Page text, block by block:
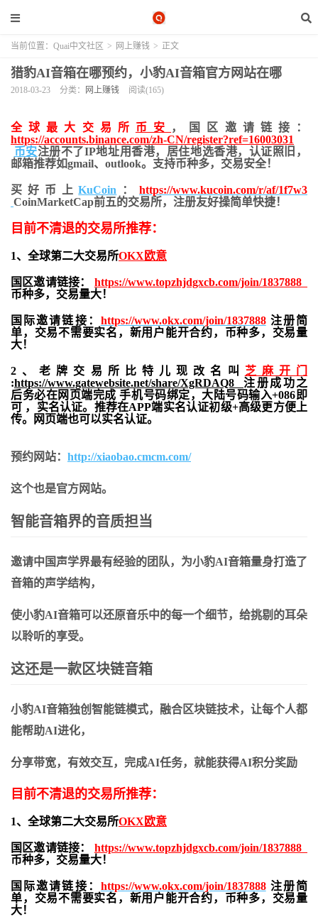
当前位置： Quai中文社区 > 网上赚钱 > 正文
猎豹AI音箱在哪预约，小豹AI音箱官方网站在哪
2018-03-23 分类： 网上赚钱 阅读(165)
全球最大交易所 币安
，国区邀请链接：
https://accounts.binance.com/zh-CN/register?ref=16003031
币安注册不了IP地址用香港，居住地选香港，认证照旧，
邮箱推荐如gmail、outlook。支持币种多，交易安全！
买好币上KuCoin ：https://www.kucoin.com/r/af/1f7w3
CoinMarketCap前五的交易所，注册友好操简单快捷！
目前不清退的交易所推荐：
1、全球第二大交易所OKX欧意
国区邀请链接： https://www.topzhjdgxcb.com/join/1837888
币种多，交易量大！
国际邀请链接： https://www.okx.com/join/1837888注册简
单，交易不需要实名，新用户能开合约， 币种多，交易量
大！
2、老牌交易所比特儿现改名叫 芝麻开门
:https://www.gatewebsite.net/share/XgRDAQ8 注册成功之
后务必在网页端完成 手机号码绑定，大陆号码输入+086即
可 ，实名认证。推荐在APP端实名认证初级+高级更方便上
传。网页端也可以实名认证。
预约网站： http://xiaobao.cmcm.com/
这个也是官方网站。
智能音箱界的音质担当
邀请中国声学界最有经验的团队，为小豹AI音箱量身打造了
音箱的声学结构，
使小豹AI音箱可以还原音乐中的每一个细节，给挑剔的耳朵
以聆听的享受。
这还是一款区块链音箱
小豹AI音箱独创智能链模式，融合区块链技术，让每个人都
能帮助AI进化，
分享带宽，有效交互，完成AI任务，就能获得AI积分奖励
目前不清退的交易所推荐：
1、全球第二大交易所OKX欧意
国区邀请链接： https://www.topzhjdgxcb.com/join/1837888
币种多，交易量大！
国际邀请链接： https://www.okx.com/join/1837888注册简
单，交易不需要实名，新用户能开合约， 币种多，交易量
大！